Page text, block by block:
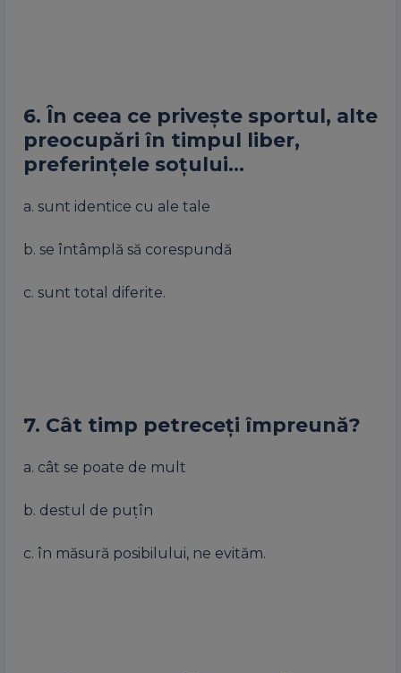
6. În ceea ce privește sportul, alte
preocupări în timpul liber,
preferințele soțului…
a. sunt identice cu ale tale
b. se întâmplă să corespundă
c. sunt total diferite.
7. Cât timp petreceți împreună?
a. cât se poate de mult
b. destul de puțîn
c. în măsură posibilului, ne evităm.